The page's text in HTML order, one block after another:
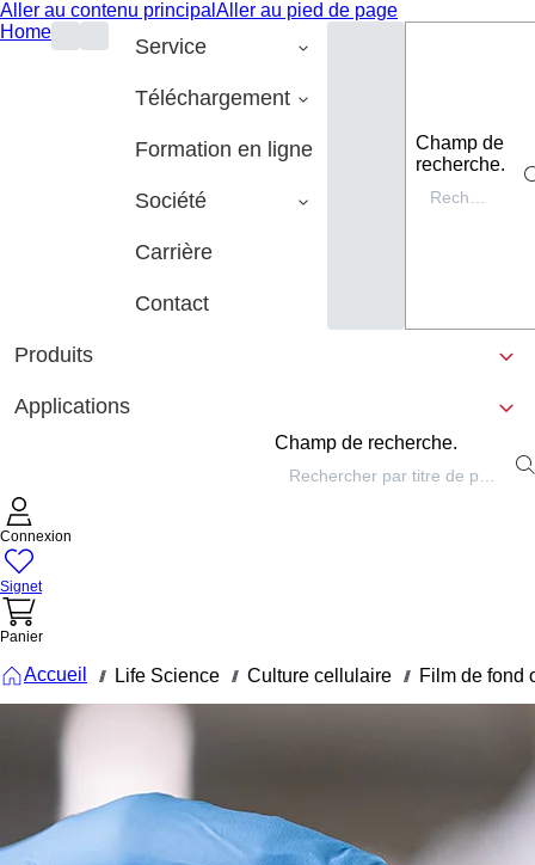
Aller au contenu principal Aller au pied de page
Home
Service
Téléchargement
Formation en ligne
Société
Carrière
Contact
Champ de
recherche.
Produits
Applications
Champ de recherche.
Connexion
Signet
Panier
Accueil /// Life Science /// Culture cellulaire /// Film de fond